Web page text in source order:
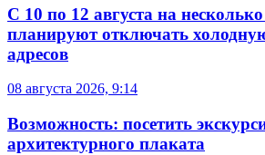
С 10 по 12 августа на
планируют отключать
адресов
08 августа 2026, 9:14
Возможность: посетить
архитектурного плаката